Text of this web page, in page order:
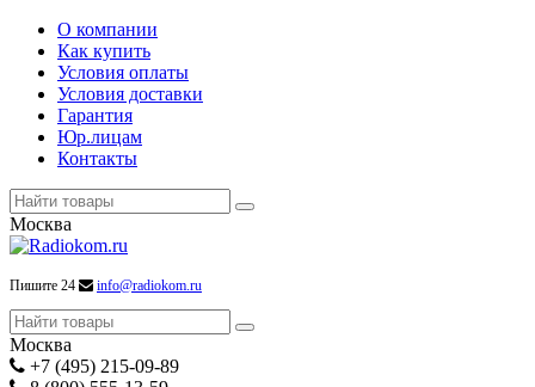
О компании
Как купить
Условия оплаты
Условия доставки
Гарантия
Юр.лицам
Контакты
Москва
Пишите 24 info@radiokom.ru
Москва
+7 (495) 215-09-89